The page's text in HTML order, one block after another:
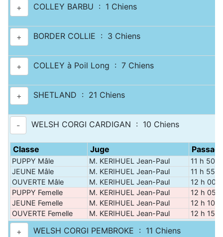
+ COLLEY BARBU : 1 Chiens
+ BORDER COLLIE : 3 Chiens
+ COLLEY à Poil Long : 7 Chiens
+ SHETLAND : 21 Chiens
- WELSH CORGI CARDIGAN : 10 Chiens
Classe Juge
PUPPY Mâle M. KERIHUEL Jean-Paul
11 h 50
JEUNE Mâle
M. KERIHUEL Jean-Paul
11 h 55
OUVERTE Mâle
M. KERIHUEL Jean-Paul
12 h 00
PUPPY Femelle
M. KERIHUEL Jean-Paul
12 h 05
JEUNE Femelle
M. KERIHUEL Jean-Paul
12 h 10
OUVERTE Femelle
M. KERIHUEL Jean-Paul 12 h 15
+ WELSH CORGI PEMBROKE : 11 Chiens